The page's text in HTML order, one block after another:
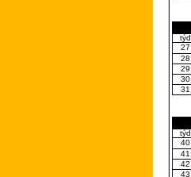
týd
27
28
29
30
31
týd
40
41
42
43